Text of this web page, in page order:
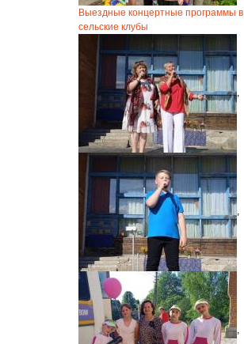
Выездные концертные программы в
сельские клубы
,
,
,